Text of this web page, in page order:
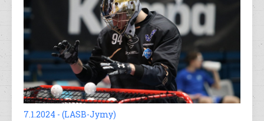
7.1.2024 - (LASB-Jymy)